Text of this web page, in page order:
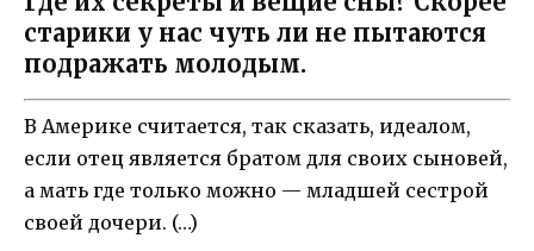
старики у нас чуть ли не пытаются
подражать молодым.
В Америке считается, так сказать, идеалом,
если отец является братом для своих сыновей,
а мать где только можно — младшей сестрой
своей дочери. (…)